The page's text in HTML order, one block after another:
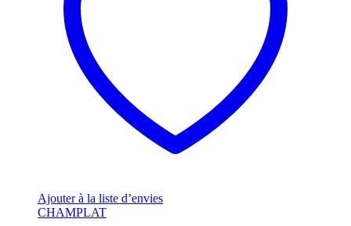
Ajouter à la liste d’envies
CHAMPLAT